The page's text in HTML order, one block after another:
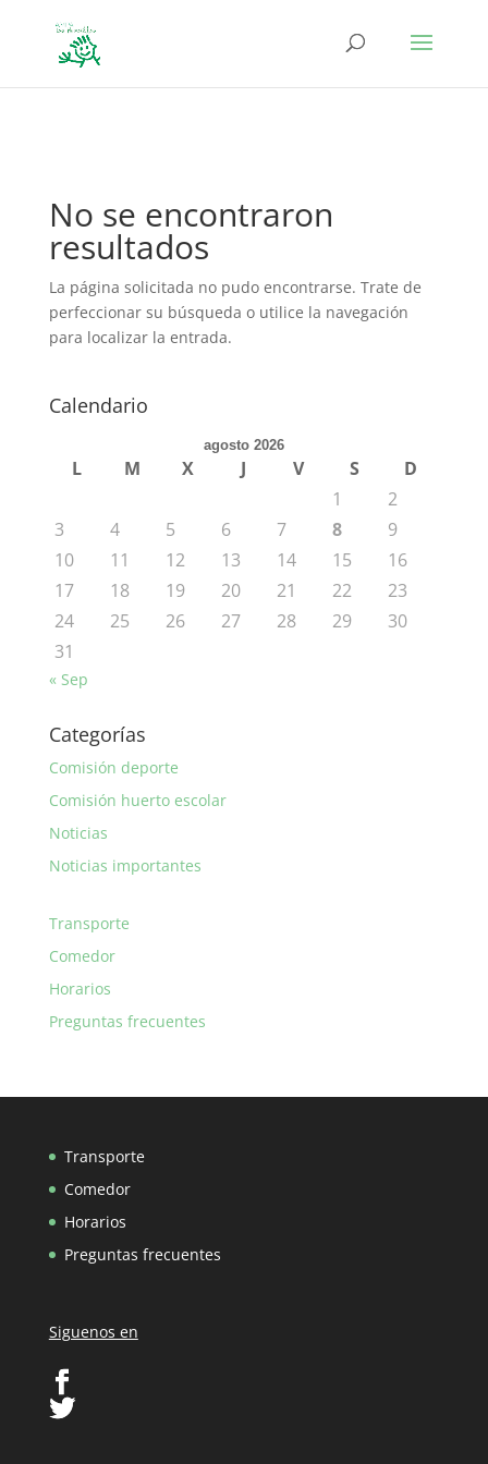
No se encontraron
resultados
La página solicitada no pudo encontrarse. Trate de
perfeccionar su búsqueda o utilice la navegación
para localizar la entrada.
Calendario
agosto 2026
L M X J V S
D
1
2
3
4 5 6 7 8
9
10
11 12 13 14 15
16
17
18 19 20 21 22
23
24
25 26 27 28 29
30
31
« Sep
Categorías
Comisión deporte
Comisión huerto escolar
Noticias
Noticias importantes
Transporte
Comedor
Horarios
Preguntas frecuentes
Transporte
Comedor
Horarios
Preguntas frecuentes
Siguenos en